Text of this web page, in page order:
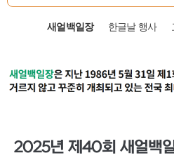
새얼백일장 한글날 행사
2025년 제40회 새얼백